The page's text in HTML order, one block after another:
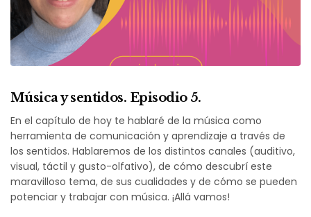
Música y sentidos. Episodio 5.
En el capítulo de hoy te hablaré de la música como
herramienta de comunicación y aprendizaje a través de
los sentidos. Hablaremos de los distintos canales (auditivo,
visual, táctil y gusto-olfativo), de cómo descubrí este
maravilloso tema, de sus cualidades y de cómo se pueden
potenciar y trabajar con música. ¡Allá vamos!